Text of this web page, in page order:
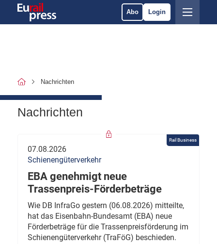
Abo Login
Nachrichten
Nachrichten
Rail Business
07.08.2026
Schienengüterverkehr
EBA genehmigt neue
Trassenpreis-Förderbeträge
Wie DB InfraGo gestern (06.08.2026) mitteilte,
hat das Eisenbahn-Bundesamt (EBA) neue
Förderbeträge für die Trassenpreisförderung im
Schienengüterverkehr (TraFöG) beschieden.